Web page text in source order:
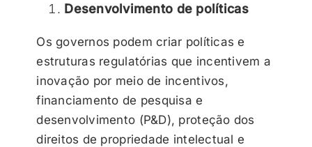
Desenvolvimento de políticas
Os governos podem criar políticas e
estruturas regulatórias que incentivem a
inovação por meio de incentivos,
financiamento de pesquisa e
desenvolvimento (P&D), proteção dos
direitos de propriedade intelectual e